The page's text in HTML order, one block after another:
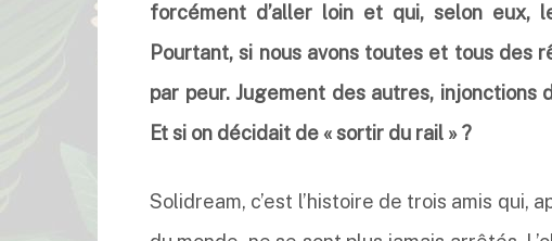
forcément d’aller loin et qui, selon eux,
Pourtant, si nous avons toutes et tous des
par peur. Jugement des autres,
Et si on décidait de « sortir du rail » ?
Solidream, c’est l’histoire de trois amis qui,